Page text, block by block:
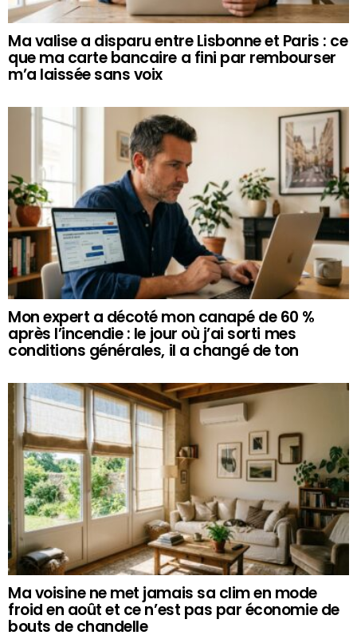
Ma valise a disparu entre Lisbonne et Paris : ce
que ma carte bancaire a fini par rembourser
m’a laissée sans voix
Mon expert a décoté mon canapé de 60 %
après l’incendie : le jour où j’ai sorti mes
conditions générales, il a changé de ton
Ma voisine ne met jamais sa clim en mode
froid en août et ce n’est pas par économie de
bouts de chandelle